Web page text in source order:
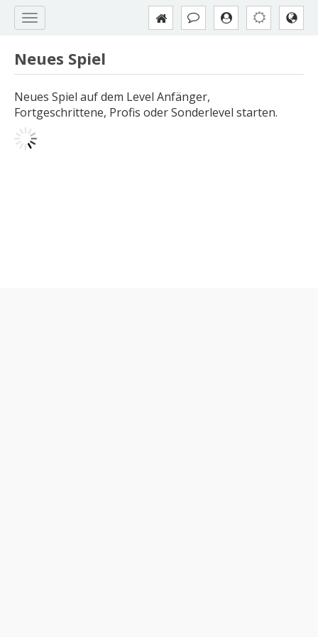
Neues Spiel
Neues Spiel auf dem Level Anfänger,
Fortgeschrittene, Profis oder Sonderlevel starten.